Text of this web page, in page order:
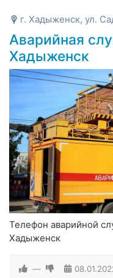
г. Хадыженск, ул.
Аварийная
Хадыженск
Телефон аварийной
Хадыженск
—